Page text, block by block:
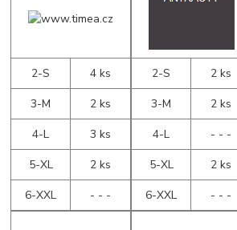
2-S
4 ks
3-M
2 ks
4-L
3 ks
5-XL
2 ks
6-XXL
- - -
2-S
2 ks
3-M
2 ks
4-L
- - -
5-XL
2 ks
6-XXL
- - -